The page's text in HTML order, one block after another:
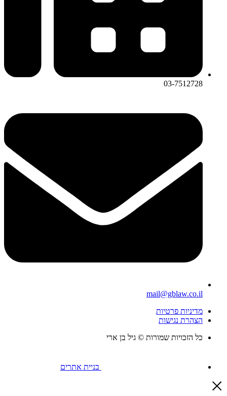
03-7512728
mail@gblaw.co.il
מדיניות פרטיות
הצהרת נגישות
כל הזכויות שמורות © גיל בן ארי
בניית אתרים